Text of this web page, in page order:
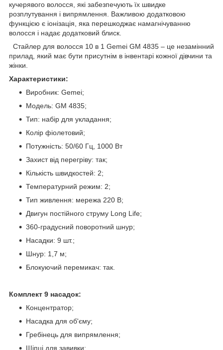
кучерявого волосся, які забезпечують їх швидке
розплутування і випрямлення. Важливою додатковою
функцією є іонізація, яка перешкоджає намагнічуванню
волосся і надає додатковий блиск.
Стайлер для волосся 10 в 1 Gemei GM 4835 – це незамінний
прилад, який має бути присутнім в інвентарі кожної дівчини та
жінки.
Характеристики:
Виробник: Gemei;
Модель: GM 4835;
Тип: набір для укладання;
Колір фіолетовий;
Потужність: 50/60 Гц, 1000 Вт
Захист від перегріву: так;
Кількість швидкостей: 2;
Температурний режим: 2;
Тип живлення: мережа 220 В;
Двигун постійного струму Long Life;
360-градусний поворотний шнур;
Насадки: 9 шт.;
Шнур: 1,7 м;
Блокуючий перемикач: так.
Комплект 9 насадок:
Концентратор;
Насадка для об'єму;
Гребінець для випрямлення;
Щіпці для завивки;